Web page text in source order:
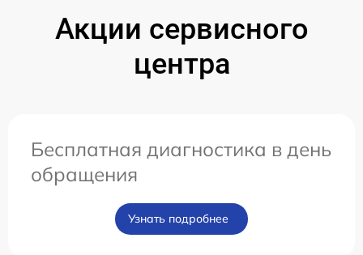
Акции сервисного
центра
Бесплатная диагностика в день
обращения
Узнать подробнее